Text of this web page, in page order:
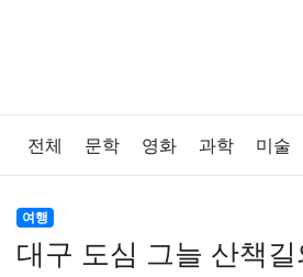
전체 문학 영화 과학 미술
법률
보건 질병 가요 방송 일상
여행
대구 도심 그늘 산책길